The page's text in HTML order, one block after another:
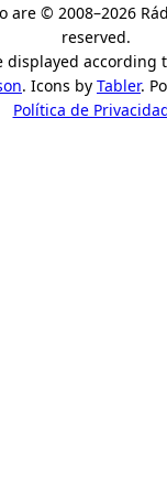
are © 2008–2026
reserved.
displayed according
. Icons by Tabler.
Política de